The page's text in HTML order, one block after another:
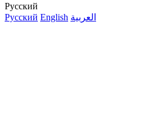
Русский
Русский English العربية